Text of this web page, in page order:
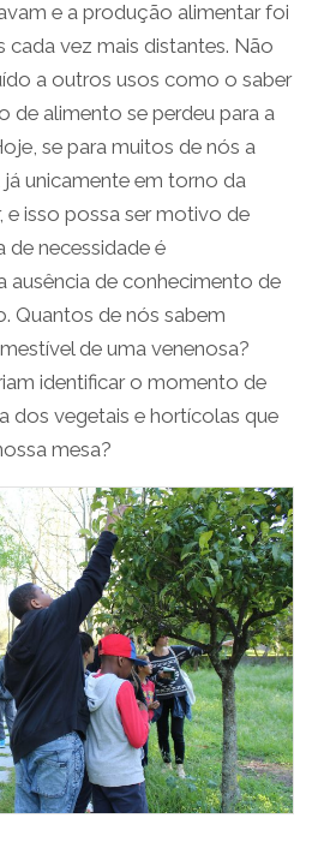
e a produção alimentar foi
cada vez mais distantes. Não
a outros usos como o saber
de alimento se perdeu para a
se para muitos de nós a
unicamente em torno da
e isso possa ser motivo de
de necessidade é
ausência de conhecimento de
Quantos de nós sabem
de uma venenosa?
identificar o momento de
dos vegetais e hortícolas que
mesa?